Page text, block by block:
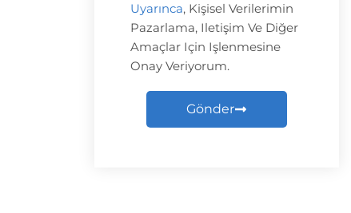
Uyarınca, Kişisel Verilerimin
Pazarlama, Iletişim Ve Diğer
Amaçlar Için Işlenmesine
Onay Veriyorum.
Gönder